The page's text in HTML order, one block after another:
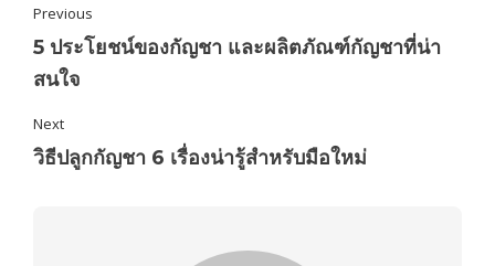
Previous
5 ประโยชน์ของกัญชา และผลิตภัณฑ์กัญชาที่น่า
สนใจ
Next
วิธีปลูกกัญชา 6 เรื่องน่ารู้สำหรับมือใหม่